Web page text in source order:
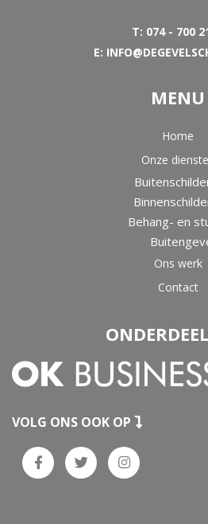
T: 074 - 700
E:
MENU
Home
Onze
Behang- en
Ons werk
Contact
VOLG ONS OOK OP